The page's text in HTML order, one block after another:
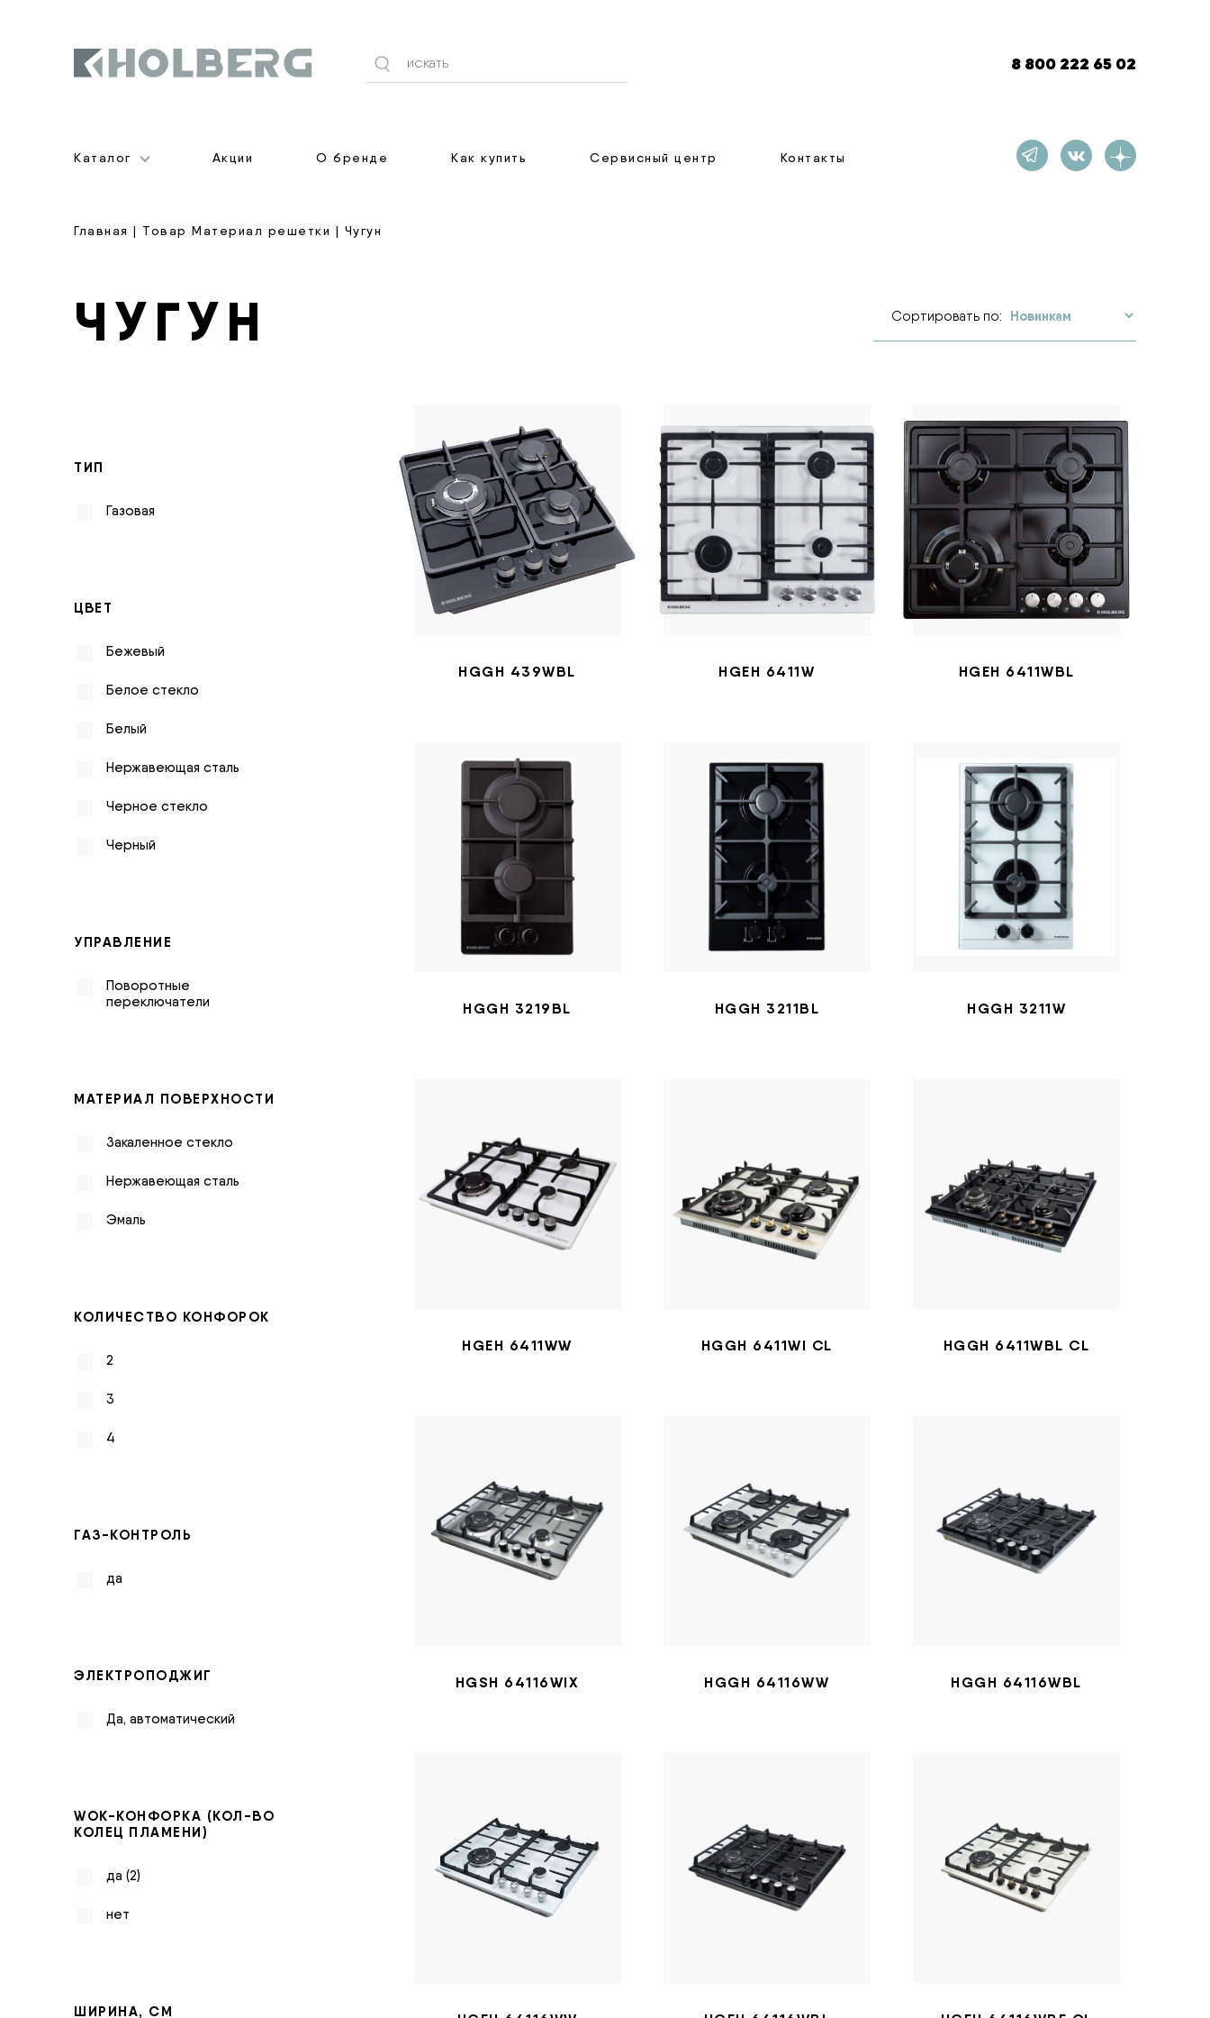
8 800 222 65 02
Каталог Акции О бренде Как купить Сервисный центр Контакты
Главная | Товар Материал решетки | Чугун
ЧУГУН
ТИП
Газовая
ЦВЕТ
Бежевый
Белое стекло
Белый
Нержавеющая сталь
Черное стекло
Черный
УПРАВЛЕНИЕ
Поворотные
переключатели
МАТЕРИАЛ ПОВЕРХНОСТИ
Закаленное стекло
Нержавеющая сталь
Эмаль
КОЛИЧЕСТВО КОНФОРОК
2
3
4
ГАЗ-КОНТРОЛЬ
да
ЭЛЕКТРОПОДЖИГ
Да, автоматический
WOK-КОНФОРКА (КОЛ-ВО
КОЛЕЦ ПЛАМЕНИ)
да (2)
нет
ШИРИНА, СМ
Сортировать по:
HGGH 439WBL HGEH 6411W HGEH 6411WBL
HGGH 3219BL HGGH 3211BL HGGH 3211W
HGEH 6411WW HGGH 6411WI CL HGGH 6411WBL CL
HGSH 64116WIX HGGH 64116WW HGGH 64116WBL